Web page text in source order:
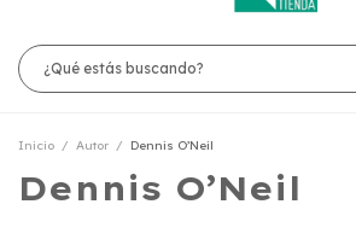
Inicio / Autor / Dennis O’Neil
Dennis O’Neil